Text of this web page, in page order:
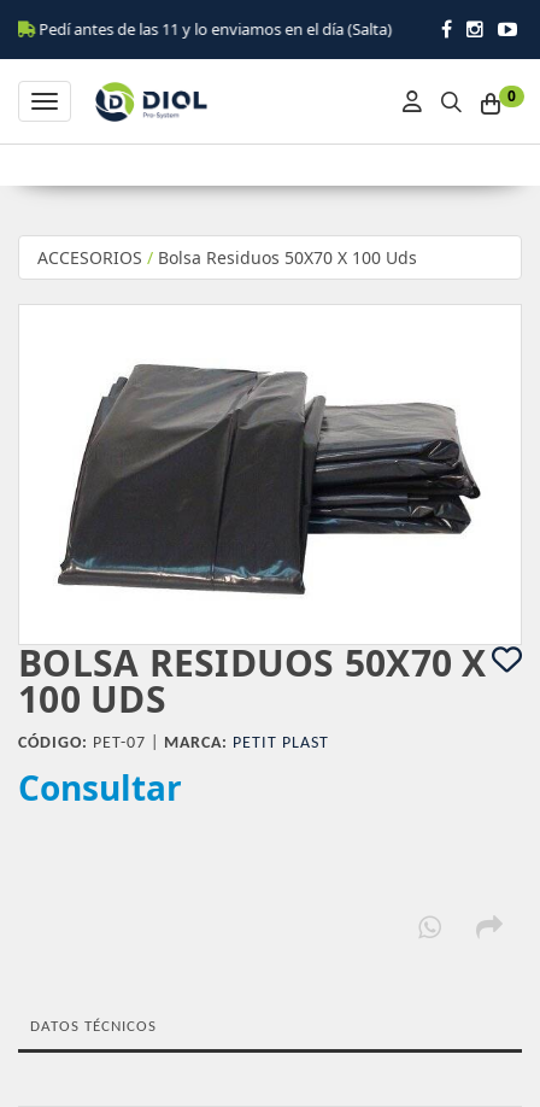
antes de las 11 y lo enviamos en el día (Salta)
0
Toggle navigation
ACCESORIOS / Bolsa Residuos 50X70 X 100 Uds
BOLSA RESIDUOS 50X70 X
100 UDS
CÓDIGO: PET-07 | MARCA: PETIT PLAST
Consultar
DATOS TÉCNICOS